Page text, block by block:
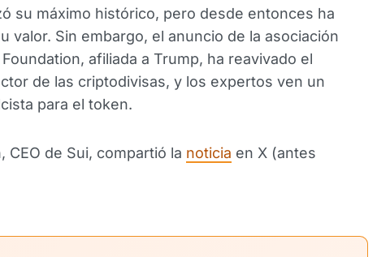
su máximo histórico, pero desde entonces ha
valor. Sin embargo, el anuncio de la asociación
afiliada a Trump, ha reavivado el
de las criptodivisas, y los expertos ven un
para el token.
CEO de Sui, compartió la noticia en X (antes